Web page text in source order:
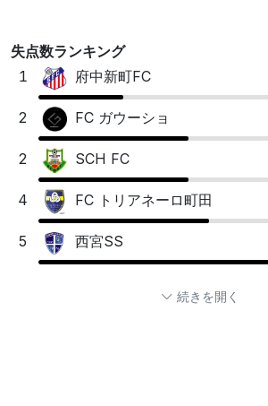
失点数ランキング
1
府中新町FC
2 FC ガウーショ
2 SCH FC
4 FC トリアネーロ町田
5 西宮SS
続きを開く